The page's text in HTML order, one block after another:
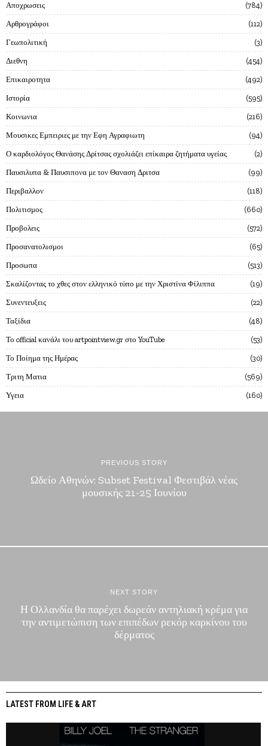
Αποχρωσεις 784
Αρθρογράφοι 112
Γεωπολιτική 3
Διεθνη 454
Επικαιροτητα 492
Ιστορία 595
Κοινωνια 216
Μουσικες Εμπειριες με την Εφη Αγραφιωτη 94
Ο καρδιολόγος Θανάσης Δρίτσας σχολιάζει επίκαιρα ζητήματα υγείας 2
Παυσιλυπα & Παυσιπονα με τον Θαναση Δριτσα 99
Περιβαλλον 118
Πολιτισμος 660
Προβολεις 572
Προσανατολισμοι 65
Προσωπα 513
Σκαλίζοντας το χθες στον ελληνικό τύπο με την Χριστίνα Φίλιππα 19
Συνεντευξεις 22
Ταξίδια 48
Το official κανάλι του artpointview.gr στο YouTube 53
Το Ποίημα της Ημέρας 30
Τριτη Ματια 569
Υγεια 160
PREVIOUS STORY
Ωδείο Αθηνών: Subset Festival Φεστιβάλ νέας
μουσικής 21-25 Ιουνίου
NEXT STORY
Η Ολλανδία θα παρέχει δωρεάν αντηλιακή κρέμα για
την αντιμετώπιση των επιπέδων ρεκόρ καρκίνου του
δέρματος
LATEST FROM LIFE & ART